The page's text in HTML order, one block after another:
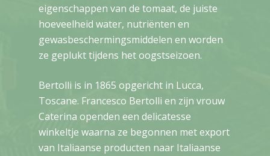
eigenschappen van de tomaat, de juiste
hoeveelheid water, nutriënten en
gewasbeschermingsmiddelen en worden
ze geplukt tijdens het oogstseizoen.
Bertolli is in 1865 opgericht in Lucca,
Toscane. Francesco Bertolli en zijn vrouw
Caterina openden een delicatesse
winkeltje waarna ze begonnen met export
van Italiaanse producten naar Italiaanse